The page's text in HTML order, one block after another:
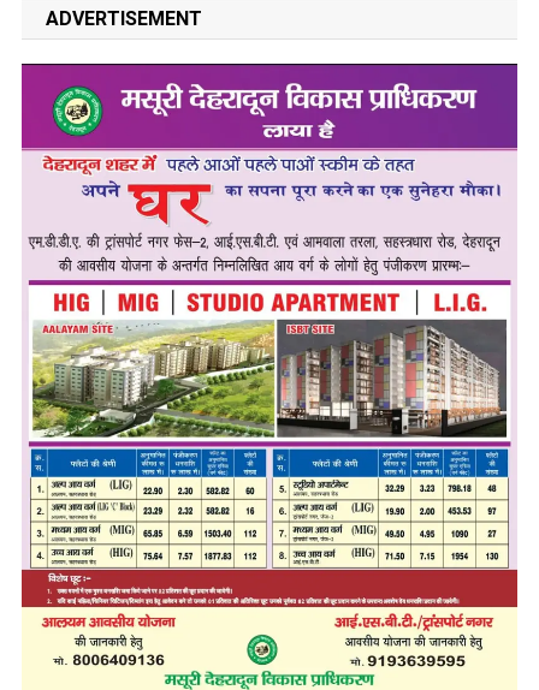
ADVERTISEMENT